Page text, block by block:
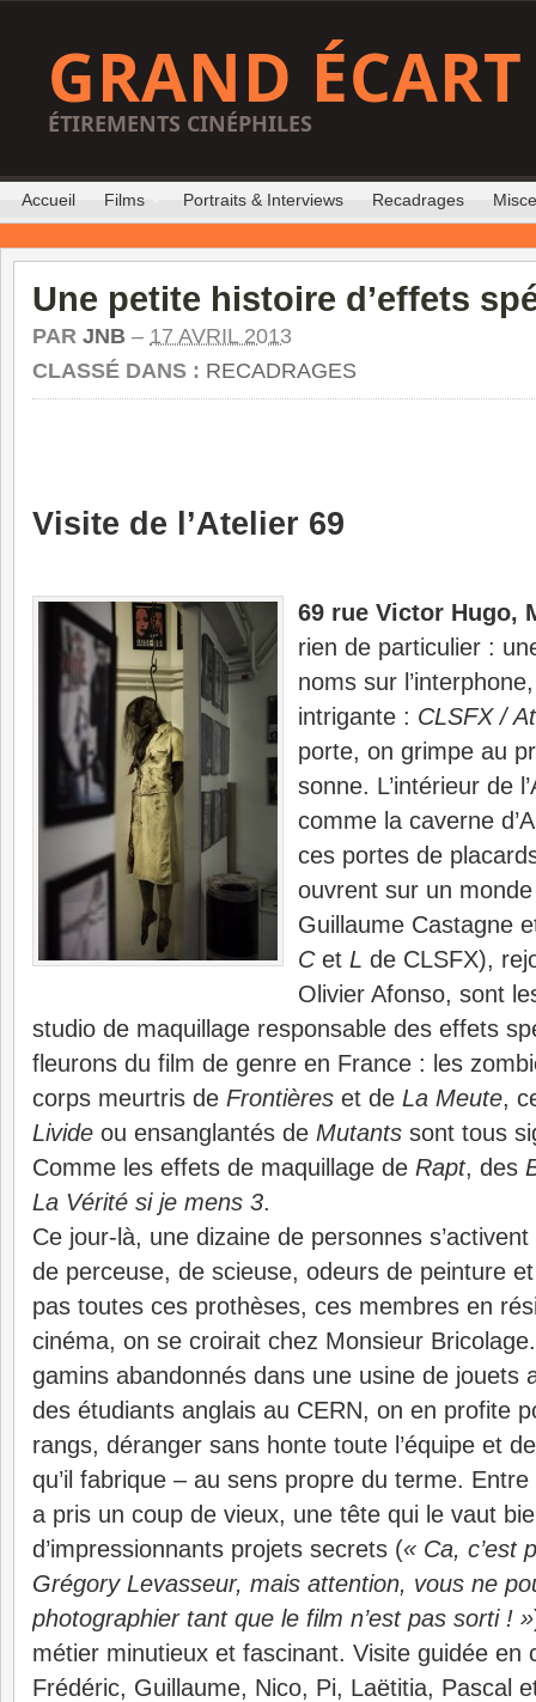
GRAND ÉCART
ÉTIREMENTS CINÉPHILES
Accueil Films Portraits & Interviews Recadrages
Une petite histoire d’effets
PAR JNB – 17 AVRIL 2013
CLASSÉ DANS : RECADRAGES
Visite de l’Atelier 69
69 rue Victor Hugo,
rien de particulier :
noms sur
intrigante : CLSFX /
porte, on grimpe au
sonne. L’intérieur de
comme la caverne
ces portes de
ouvrent sur un
Guillaume Castagne
Cet L de CLSFX),
Olivier Afonso, sont
studio de maquillage responsable des effets
fleurons du film de genre en France : les
corps meurtris de Frontières et de La Meute,
Livide ou ensanglantés de Mutants sont tous
Comme les effets de maquillage de Rapt, des
La Vérité si je mens 3.
Ce jour-là, une dizaine de personnes s’activent
de perceuse, de scieuse, odeurs de peinture et
pas toutes ces prothèses, ces membres en
cinéma, on se croirait chez Monsieur
gamins abandonnés dans une usine de jouets
des étudiants anglais au CERN, on en profite
rangs, déranger sans honte toute l’équipe et
qu’il fabrique – au sens propre du terme.
a pris un coup de vieux, une tête qui le vaut
d’impressionnants projets secrets (« Ca, c’est
Grégory Levasseur, mais attention, vous ne
photographier tant que le film n’est pas sorti ! »
métier minutieux et fascinant. Visite guidée en
Frédéric, Guillaume, Nico, Pi, Laëtitia, Pascal